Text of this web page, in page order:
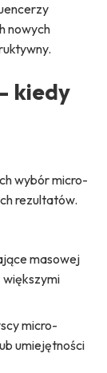
nowych
kiedy
wybór micro-
rezultatów.
masowej
micro-
umiejętności